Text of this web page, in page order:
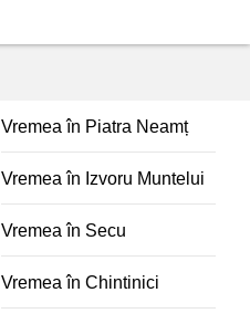
Vremea în Piatra Neamț
Vremea în Izvoru Muntelui
Vremea în Secu
Vremea în Chintinici